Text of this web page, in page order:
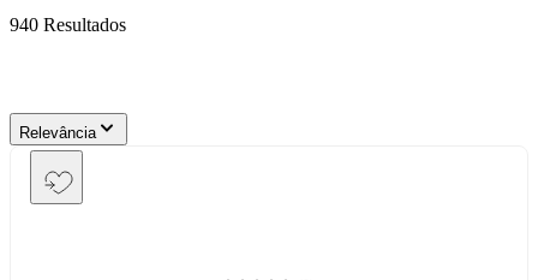
940 Resultados
Relevância